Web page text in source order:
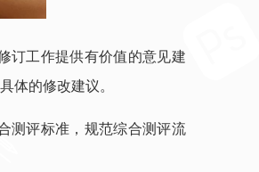
订工作提供有价值的意见建
体的修改建议。
测评标准，规范综合测评流